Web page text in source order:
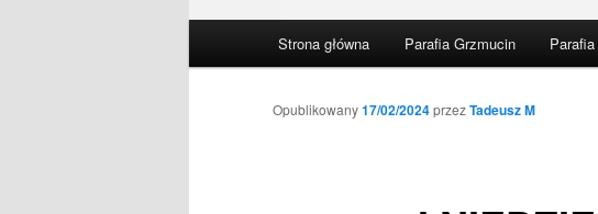
Strona główna Parafia Grzmucin
Opublikowany17/02/2024przezTadeusz M